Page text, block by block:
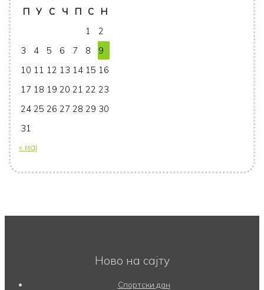
П
У С Ч П С
Н
1
2
3
4 5 6 7 8
9
10 11 12 13 14 15 16
17 18 19 20 21 22 23
24 25 26 27 28 29 30
31
« мај
Ново на сајту
Спортски дан